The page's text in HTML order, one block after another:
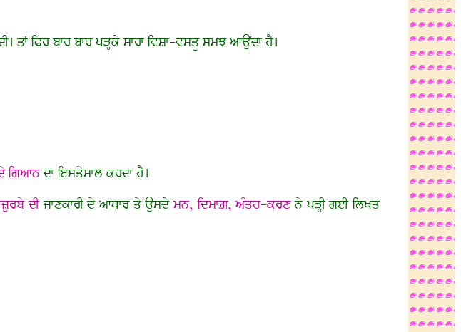
ਫਿਰ ਬਾਰ ਬਾਰ ਪੜ੍ਹਕੇ ਸਾਰਾ ਵਿਸ਼ਾ-ਵਸਤੂ ਸਮਝ ਆਉਂਦਾ ਹੈ।
ਗਿਆਨਦਾ ਇਸਤੇਮਾਲ ਕਰਦਾ ਹੈ।
ਦੀਜਾਣਕਾਰੀ ਦੇ ਆਧਾਰ ਤੇ ਉਸਦੇਮਨ, ਦਿਮਾਗ਼, ਅੰਤਹ-ਕਰਣਨੇ ਪੜ੍ਹੀ ਗਈ ਲਿਖਤ